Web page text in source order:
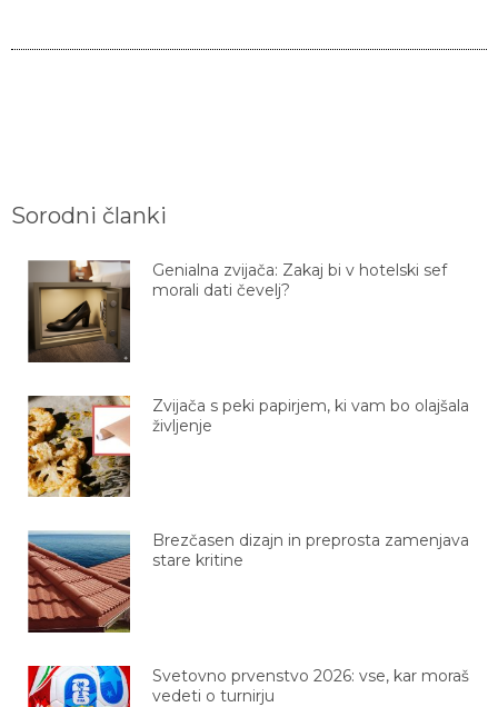
Sorodni članki
Genialna zvijača: Zakaj bi v hotelski sef
morali dati čevelj?
Zvijača s peki papirjem, ki vam bo olajšala
življenje
Brezčasen dizajn in preprosta zamenjava
stare kritine
Svetovno prvenstvo 2026: vse, kar moraš
vedeti o turnirju